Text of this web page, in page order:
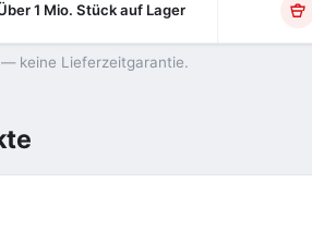
1 Mio. Stück auf Lager
keine Lieferzeitgarantie.